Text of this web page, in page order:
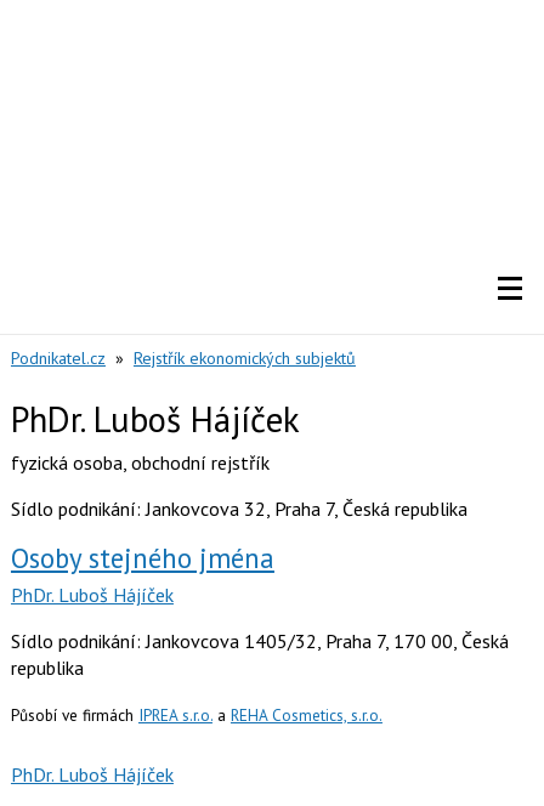
Podnikatel.cz » Rejstřík ekonomických subjektů
PhDr. Luboš Hájíček
fyzická osoba, obchodní rejstřík
Sídlo podnikání: Jankovcova 32, Praha 7, Česká republika
Osoby stejného jména
PhDr. Luboš Hájíček
Sídlo podnikání: Jankovcova 1405/32, Praha 7, 170 00, Česká
republika
Působí ve firmách IPREA s.r.o.a REHA Cosmetics, s.r.o.
PhDr. Luboš Hájíček